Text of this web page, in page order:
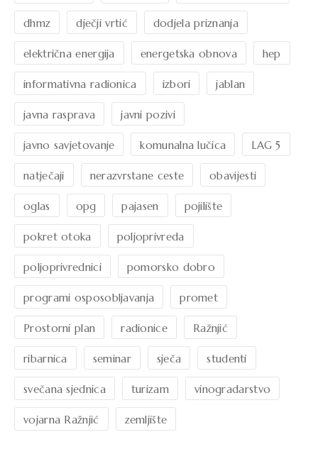
dhmz dječji vrtić dodjela priznanja
električna energija energetska obnova hep
informativna radionica izbori jablan
javna rasprava javni pozivi
javno savjetovanje komunalna lučica LAG 5
natječaji nerazvrstane ceste obavijesti
oglas opg pajasen pojilište
pokret otoka poljoprivreda
poljoprivrednici pomorsko dobro
programi osposobljavanja promet
Prostorni plan radionice Ražnjić
ribarnica seminar sječa studenti
svečana sjednica turizam vinogradarstvo
vojarna Ražnjić zemljište